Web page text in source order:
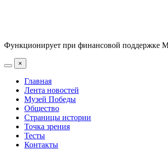
Функционирует при финансовой поддержке
×
Главная
Лента новостей
Музей Победы
Общество
Страницы истории
Точка зрения
Тесты
Контакты